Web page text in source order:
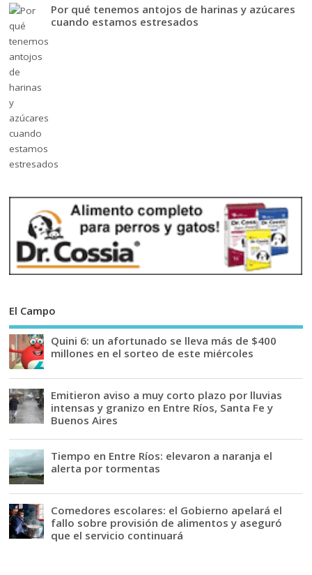
Por qué tenemos antojos de harinas y azúcares
cuando estamos estresados
El Campo
Quini 6: un afortunado se lleva más de $400
millones en el sorteo de este miércoles
Emitieron aviso a muy corto plazo por lluvias
intensas y granizo en Entre Ríos, Santa Fe y
Buenos Aires
Tiempo en Entre Ríos: elevaron a naranja el
alerta por tormentas
Comedores escolares: el Gobierno apelará el
fallo sobre provisión de alimentos y aseguró
que el servicio continuará